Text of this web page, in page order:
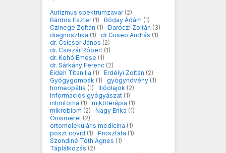
Autizmus spektrumzavar (2)
Bárdos Eszter (1) Bóday Ádám (1)
Czinege Zoltán (1) Daróczi Zoltán (3)
diagnosztika (1) dr Guseo András (1)
dr. Csicsor János (2)
dr. Csiszár Róbert (1)
dr. Kohó Emese (1)
dr. Sárkány Ferenc (2)
Eideh Titanilla (1) Erdélyi Zoltán (2)
Gyógygombák (1) gyógynövény (1)
homeopátia (1) Illóolajok (2)
Információs gyógyászat (1)
intimtorna (1) mikoterápia (1)
mikrobiom (2) Nagy Erika (1)
Önismeret (2)
ortomolekuláris medicina (1)
poszt covid (1) Prosztata (1)
Szondiné Tóth Ágnes (1)
Táplálkozás (2)